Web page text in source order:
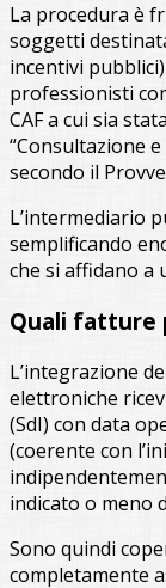
La procedura è
soggetti
incentivi
professionisti
CAF a cui sia
“Consultazione
secondo il
L’intermediario
semplificando
che si affidano a
Quali fatture
L’integrazione
elettroniche
(SdI) con data
(coerente con
indicato o meno
Sono quindi
completamente